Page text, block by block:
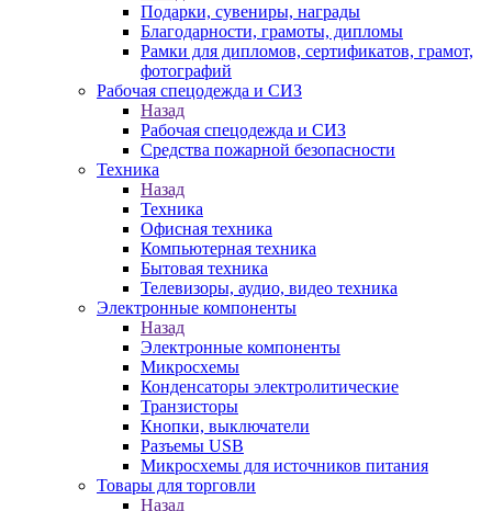
Подарки, сувениры, награды
Благодарности, грамоты, дипломы
Рамки для дипломов, сертификатов, грамот,
фотографий
Рабочая спецодежда и СИЗ
Назад
Рабочая спецодежда и СИЗ
Средства пожарной безопасности
Техника
Назад
Техника
Офисная техника
Компьютерная техника
Бытовая техника
Телевизоры, аудио, видео техника
Электронные компоненты
Назад
Электронные компоненты
Микросхемы
Конденсаторы электролитические
Транзисторы
Кнопки, выключатели
Разъемы USB
Микросхемы для источников питания
Товары для торговли
Назад